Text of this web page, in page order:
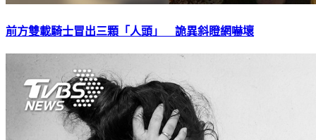
前方雙載騎士冒出三顆「人頭」 詭異斜瞪網嚇壞